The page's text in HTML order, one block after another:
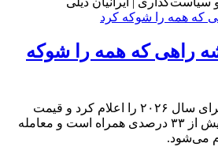
۲۰۲۶؛ نقشه راهی که همه را شوکه
بنیاد اتریوم اهداف شبکه برای سال ۲۰۲۶ را اعلام کرد و قیمت
ETH اما همچنان با افت بیش از ۳۳ درصدی همراه است و معامله